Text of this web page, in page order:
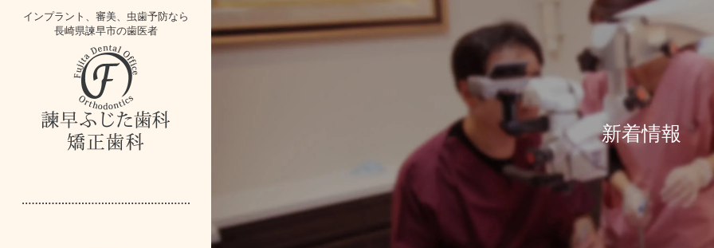
新着情報
インプラント、審美、虫歯予防なら
長崎県諫早市の歯医者
インプラントブログ